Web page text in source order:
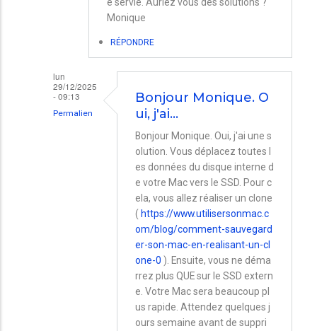
Monique
RÉPONDRE
lun
29/12/2025
- 09:13
Permalien
Bonjour Monique. O
ui, j'ai…
Bonjour Monique. Oui, j'ai une s
olution. Vous déplacez toutes l
es données du disque interne d
e votre Mac vers le SSD. Pour c
ela, vous allez réaliser un clone
( https://www.utilisersonmac.c
om/blog/comment-sauvegard
er-son-mac-en-realisant-un-cl
one-0 ). Ensuite, vous ne déma
rrez plus QUE sur le SSD extern
e. Votre Mac sera beaucoup pl
us rapide. Attendez quelques j
ours semaine avant de suppri